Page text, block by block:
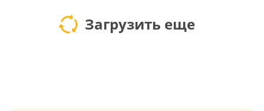
Загрузить еще